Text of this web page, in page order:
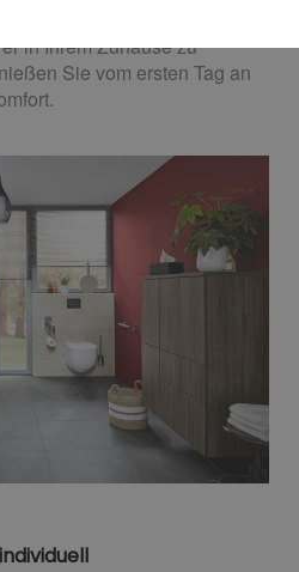
in Ihrem Zuhause zu
Sie vom ersten Tag an